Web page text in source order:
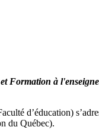
Formation à
d’éducation)
du Québec).